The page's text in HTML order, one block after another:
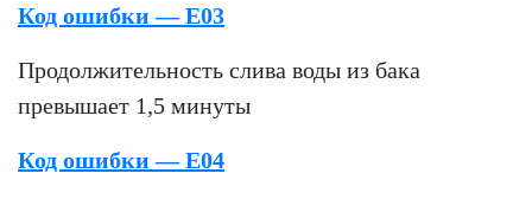
Код ошибки — E03
Продолжительность слива воды из бака
превышает 1,5 минуты
Код ошибки — E04